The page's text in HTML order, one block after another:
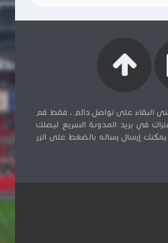
البقاء على تواصل دائم ، فقط قم
في بريد المدونة السريع ليصلك
يمكنك إرسال رساله بالضغط على الزر